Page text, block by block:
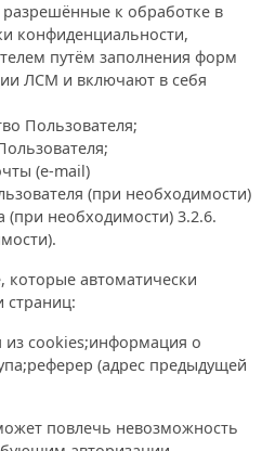
к обработке в
конфиденциальности,
путём заполнения форм
ЛСМ и включают в себя
Пользователя;
(e-mail)
(при необходимости)
(при необходимости) 3.2.6.
автоматически
страниц:
cookies;информация о
(адрес предыдущей
повлечь невозможность